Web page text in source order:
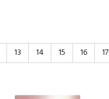
13 14 15 16 17